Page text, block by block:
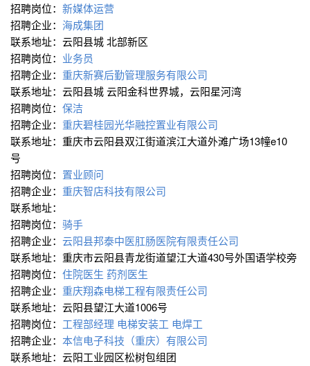
招聘岗位： 新媒体运营
招聘企业： 海成集团
联系地址：云阳县城 北部新区
招聘岗位： 业务员
招聘企业： 重庆新赛后勤管理服务有限公司
联系地址：云阳县城 云阳金科世界城，云阳星河湾
招聘岗位： 保洁
招聘企业： 重庆碧桂园光华融控置业有限公司
联系地址：重庆市云阳县双江街道滨江大道外滩广场13幢e10
号
招聘岗位： 置业顾问
招聘企业： 重庆智店科技有限公司
联系地址：
招聘岗位： 骑手
招聘企业： 云阳县邦泰中医肛肠医院有限责任公司
联系地址：重庆市云阳县青龙街道望江大道430号外国语学校旁
招聘岗位： 住院医生 药剂医生
招聘企业： 重庆翔森电梯工程有限责任公司
联系地址：云阳县望江大道1006号
招聘岗位： 工程部经理 电梯安装工 电焊工
招聘企业： 本信电子科技（重庆）有限公司
联系地址：云阳工业园区松树包组团